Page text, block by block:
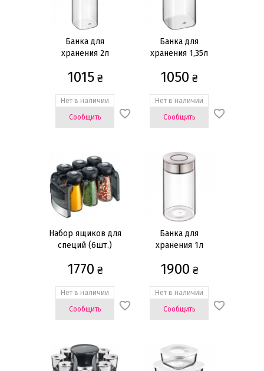
Банка для
хранения 2л
1015₴
Нет в наличии
Сообщить
Банка для
хранения 1,35л
1050 ₴
Нет в наличии
Сообщить
Набор ящиков для
специй (6шт.)
1770 ₴
Нет в наличии
Сообщить
Банка для
хранения 1л
1900 ₴
Нет в наличии
Сообщить